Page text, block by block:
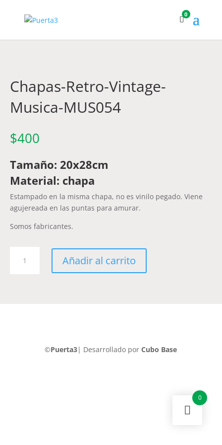
0
Chapas-Retro-Vintage-
Musica-MUS054
$400
Tamaño: 20x28cm
Material: chapa
Estampado en la misma chapa, no es vinilo pegado. Viene
agujereada en las puntas para amurar.
Somos fabricantes.
Retro-
Añadir al carrito
©Puerta3| Desarrollado porCubo Base
0